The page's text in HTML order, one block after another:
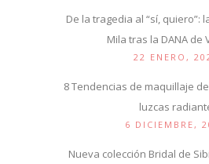
De la tragedia al “sí, quiero”:
Mila tras la DANA de
22 ENERO,
8 Tendencias de maquillaje
luzcas
6 DICIEMBRE,
Nueva colección Bridal de